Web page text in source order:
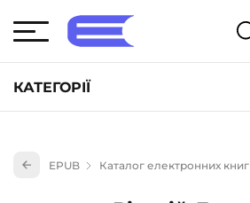
КАТЕГОРІЇ
Книги для дітей (836)
EPUB Каталог електронних книг